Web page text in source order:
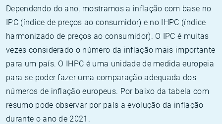
Dependendo do ano, mostramos a inflação com base no
IPC (índice de preços ao consumidor) e no IHPC (índice
harmonizado de preços ao consumidor). O IPC é muitas
vezes considerado o número da inflação mais importante
para um país. O IHPC é uma unidade de medida europeia
para se poder fazer uma comparação adequada dos
números de inflação europeus. Por baixo da tabela com
resumo pode observar por país a evolução da inflação
durante o ano de 2021.